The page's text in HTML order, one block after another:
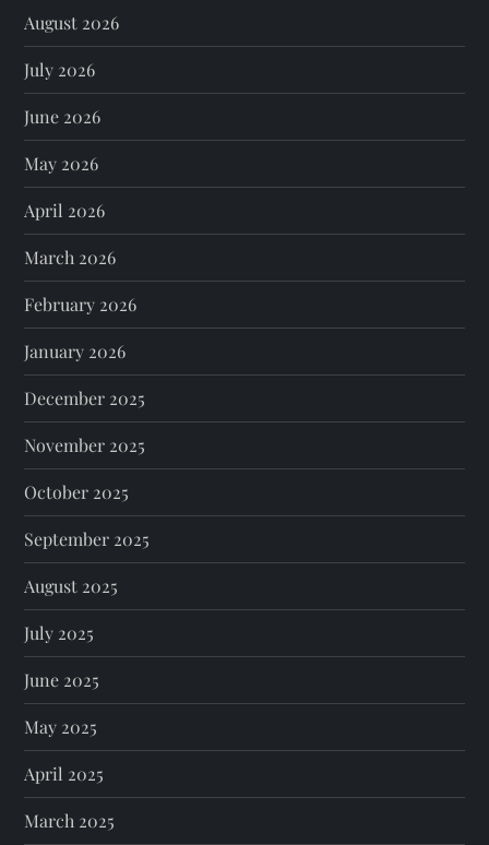
August 2026
July 2026
June 2026
May 2026
April 2026
March 2026
February 2026
January 2026
December 2025
November 2025
October 2025
September 2025
August 2025
July 2025
June 2025
May 2025
April 2025
March 2025